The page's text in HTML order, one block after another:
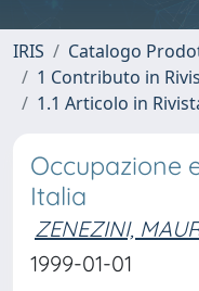
IRIS
Catalogo
1 Contributo in
1.1 Articolo in
Occupazione
Italia
ZENEZINI,
1999-01-01